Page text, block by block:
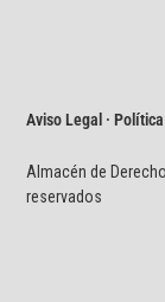
Aviso Legal ·
Almacén de
reservados